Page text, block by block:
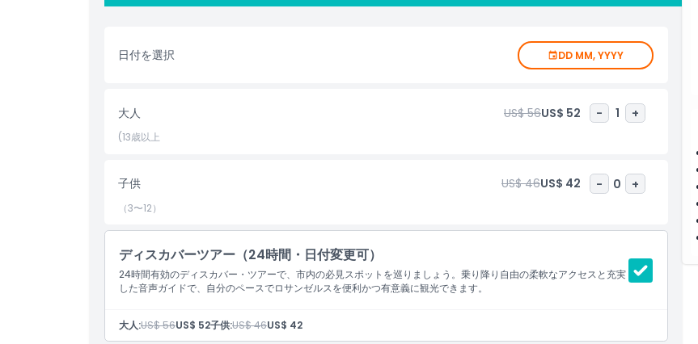
楽しめる、ビッグバスのホップオン・ホップオフツアーは、ロサンゼルスを観光する楽しく柔軟で景観に富んだ方法
含まれるもの
除外事項
営業時間
日付を選択 DD MM, YYYY
大人 US$ 56US$ 52 - 1 +
(13歳以上
子供 US$ 46US$ 42 - 0 +
（3〜12）
ディスカバーツアー（24時間・日付変更可）
24時間有効のディスカバー・ツアーで、市内の必見スポットを巡りましょう。乗り降り自由の柔軟なアクセスと充実
した音声ガイドで、自分のペースでロサンゼルスを便利かつ有意義に観光できます。
大人:US$ 56US$ 52子供:US$ 46US$ 42